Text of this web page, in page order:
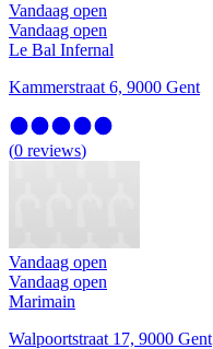
Vandaag open
Vandaag open
Le Bal Infernal
Kammerstraat 6, 9000 Gent
(0 reviews)
Vandaag open
Vandaag open
Marimain
Walpoortstraat 17, 9000 Gent